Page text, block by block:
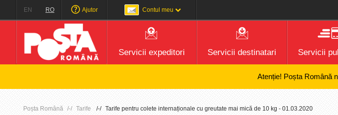
EN RO Ajutor Contul meu
Servicii expeditori Servicii destinatari Servicii
Atenție! Poșta Română nu
Poșta Română Tarife Tarife pentru colete internaționale cu greutate mai mică de 10 kg - 01.03.2020